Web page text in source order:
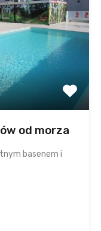
od morza
basenem i